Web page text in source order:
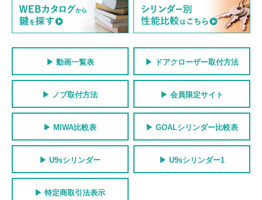
動画一覧表 ドアクローザー取付方法
ノブ取付方法 会員限定サイト
MIWA比較表 GOALシリンダー比較表
U9sシリンダー U9sシリンダー1
特定商取引法表示